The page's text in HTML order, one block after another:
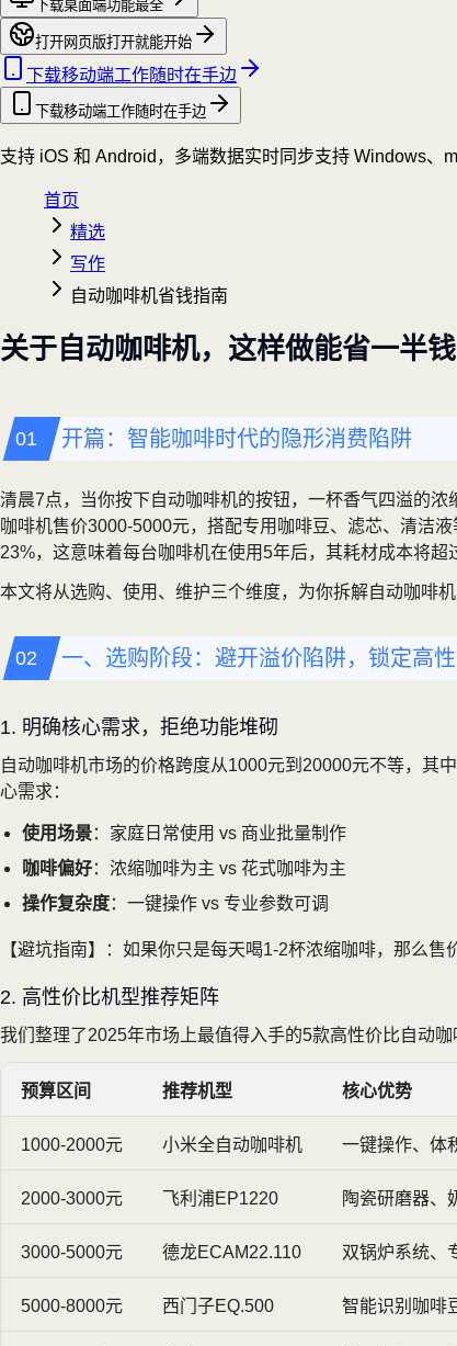
下载桌面端功能最全
打开网页版打开就能开始
下载移动端工作随时在手边
下载移动端工作随时在手边
支持 iOS 和 Android，多端数据实时同步支持 Windows、
首页
精选
写作
自动咖啡机省钱指南
关于自动咖啡机，这样做能省一半钱
开篇：智能咖啡时代的隐形消费陷阱
清晨7点，当你按下自动咖啡机的按钮，一杯香气四溢的
咖啡机售价3000-5000元，搭配专用咖啡豆、滤芯、清洁
23%，这意味着每台咖啡机在使用5年后，其耗材成本将超
本文将从选购、使用、维护三个维度，为你拆解自动咖啡
一、选购阶段：避开溢价陷阱，锁定高
1. 明确核心需求，拒绝功能堆砌
自动咖啡机市场的价格跨度从1000元到20000元不等，其
心需求：
使用场景：家庭日常使用 vs 商业批量制作
咖啡偏好：浓缩咖啡为主 vs 花式咖啡为主
操作复杂度：一键操作 vs 专业参数可调
【避坑指南】：如果你只是每天喝1-2杯浓缩咖啡，那么
2. 高性价比机型推荐矩阵
我们整理了2025年市场上最值得入手的5款高性价比自动咖
预算区间 推荐机型 核心优势
1000-2000元 小米全自动咖啡机 一键操作、体
2000-3000元 飞利浦EP1220 陶瓷研磨器、
3000-5000元 德龙ECAM22.110 双锅炉系统、
5000-8000元 西门子EQ.500 智能识别咖啡